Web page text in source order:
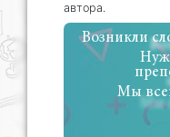
автора.
Возникли
Мы